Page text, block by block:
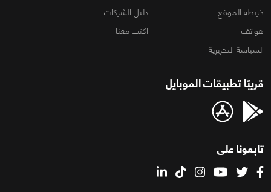
خريطة الموقع
دليل الشركات
هواتف
اكتب معنا
السياسة التحريرية
قريبًا تطبيقات الموبايل
تابعونا على